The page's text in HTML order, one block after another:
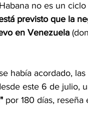
no es un
previsto que la
en Venezuela
había acordado,
este 6 de julio,
por 180 días, reseña